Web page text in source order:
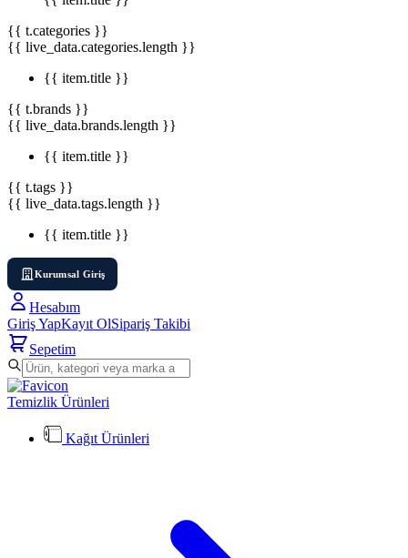
{{ t.categories }}
{{ live_data.categories.length }}
{{ item.title }}
{{ t.brands }}
{{ live_data.brands.length }}
{{ item.title }}
{{ t.tags }}
{{ live_data.tags.length }}
{{ item.title }}
Kurumsal Giriş
Hesabım
Giriş YapKayıt OlSipariş Takibi
Sepetim
Temizlik Ürünleri
Kağıt Ürünleri